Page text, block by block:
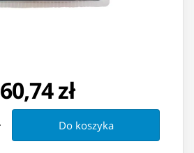
60,74 zł
Do koszyka